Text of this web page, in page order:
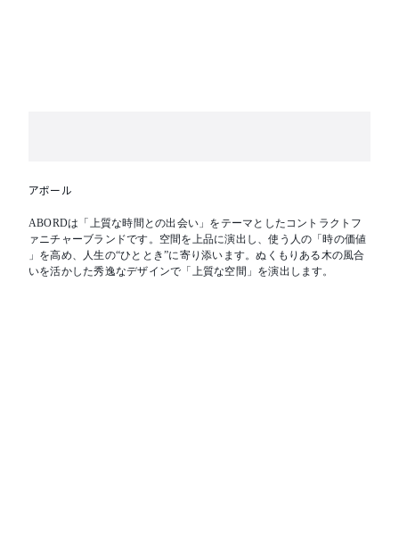
アボール
ABORDは「上質な時間との出会い」をテーマとしたコントラクトフ
ァニチャーブランドです。空間を上品に演出し、使う人の「時の価値
」を高め、人生の“ひととき”に寄り添います。ぬくもりある木の風合
いを活かした秀逸なデザインで「上質な空間」を演出します。